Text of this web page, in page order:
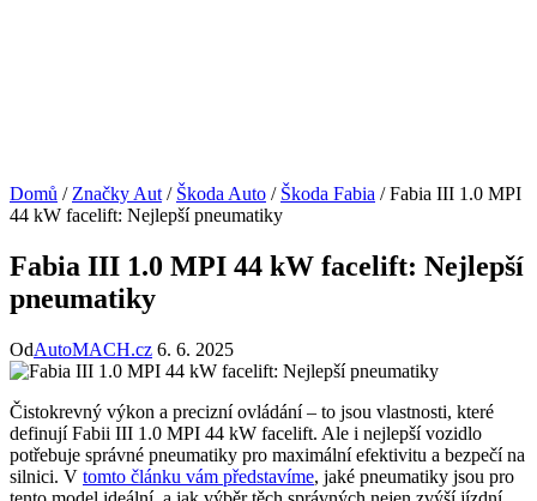
Domů / Značky Aut / Škoda Auto / Škoda Fabia / Fabia III 1.0 MPI
44 kW facelift: Nejlepší pneumatiky
Fabia III 1.0 MPI 44 kW facelift: Nejlepší
pneumatiky
OdAutoMACH.cz 6. 6. 2025
Čistokrevný výkon a precizní ovládání – to jsou vlastnosti, které
definují Fabii III 1.0 MPI 44 kW facelift. Ale i nejlepší vozidlo
potřebuje správné pneumatiky pro maximální efektivitu a bezpečí na
silnici. V tomto článku vám představíme, jaké pneumatiky jsou pro